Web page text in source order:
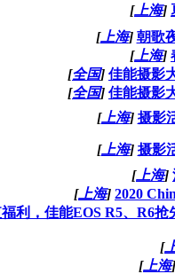
[上海]
[上海] 朝歌
[上海]
[全国] 佳能摄影
[全国] 佳能摄影
[上海] 摄影
[上海] 摄影
[上海]
[上海] 2020
利，佳能EOS R5、R6
[
[上海]